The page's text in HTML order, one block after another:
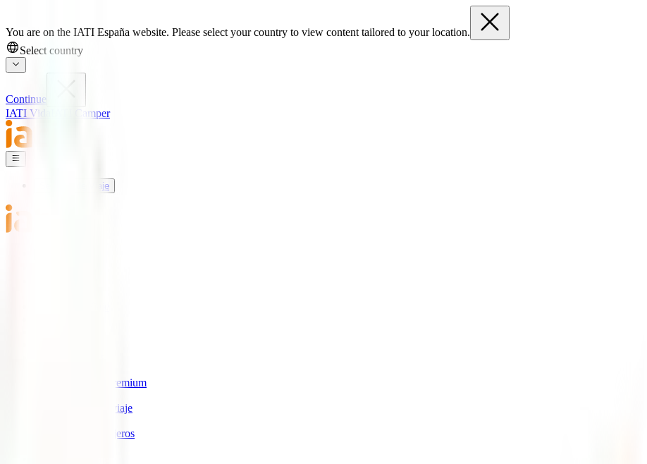
You are on the IATI España website. Please select your country to view content tailored to your location.
Select country
Continue
IATI Vida
IATI Camper
Seguros de Viaje
IATI Anulación Premium
IATI Anual Multiviaje
IATI Grandes Viajeros